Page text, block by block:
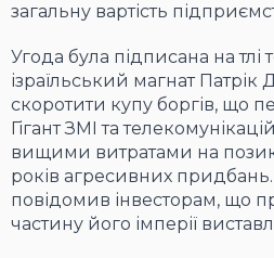
загальну вартість
Угода була підписана на тлі
ізраїльський магнат Патрік
скоротити купу боргів, що
Гігант ЗМІ та
вищими витратами на
років агресивних придбань.
повідомив інвесторам, що
частину його імперії